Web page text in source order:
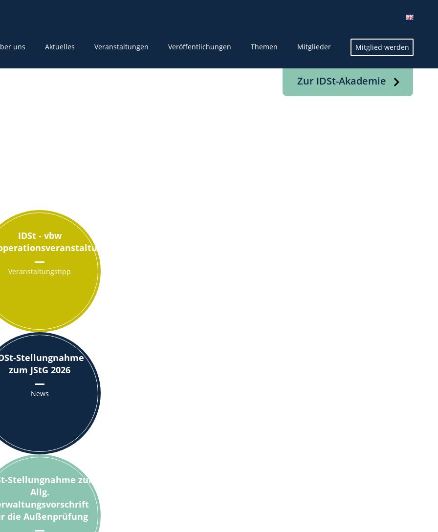
uns Aktuelles Veranstaltungen Veröffentlichungen Themen Mitglieder Mitglied werden
Zur IDSt-Akademie
IDSt - vbw
Veranstaltungstipp
Stellungnahme
zum JStG 2026
News
Stellungnahme zur
Allg.
die Außenprüfung